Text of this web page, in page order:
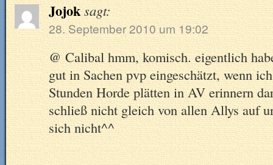
Jojok sagt:
28. September 2010 um 19:02
@ Calibal hmm, komisch. eigentlich
gut in Sachen pvp eingeschätzt, wenn
Stunden Horde plätten in AV erinnern
schließ nicht gleich von allen Allys auf
sich nicht^^